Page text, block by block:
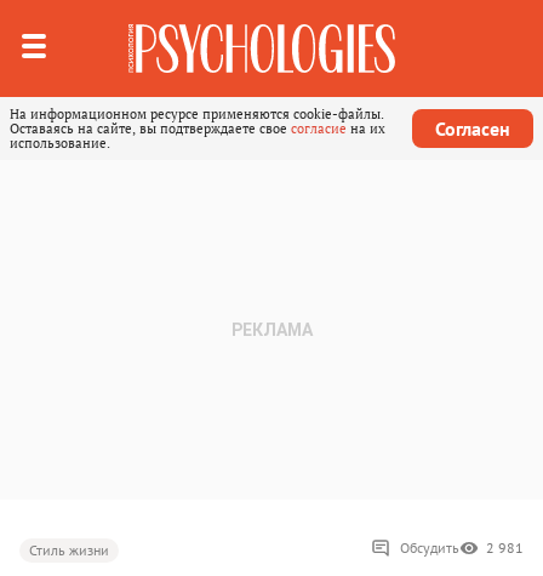
На информационном ресурсе применяются cookie-файлы.
Оставаясь на сайте, вы подтверждаете свое согласие на их
использование.
Согласен
Стиль жизни Обсудить 2 981